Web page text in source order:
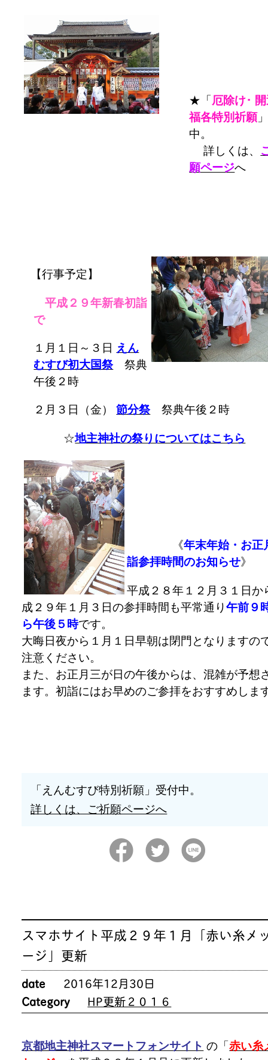
★「厄除け･
福各特別祈願
中。
詳しくは、
願ページへ
【行事予定】
平成２９年新春初詣
で
１月１日～３日 えん
むすび初大国祭祭典
午後２時
２月３日（金）節分祭祭典午後２時
☆地主神社の祭りについてはこちら
《年末年始・お正
詣参拝時間のお知らせ》
平成２８年１２月３１日か
成２９年１月３日の参拝時間も平常通り午前９
ら午後５時です。
大晦日夜から１月１日早朝は閉門となりますの
注意ください。
また、お正月三が日の午後からは、混雑が予想
ます。初詣にはお早めのご参拝をおすすめしま
「えんむすび特別祈願」受付中。
詳しくは、ご祈願ページへ
スマホサイト平成２９年１月「赤い糸メ
ージ」更新
date
2016年12月30日
Category
HP更新２０１６
京都地主神社スマートフォンサイト の「赤い糸